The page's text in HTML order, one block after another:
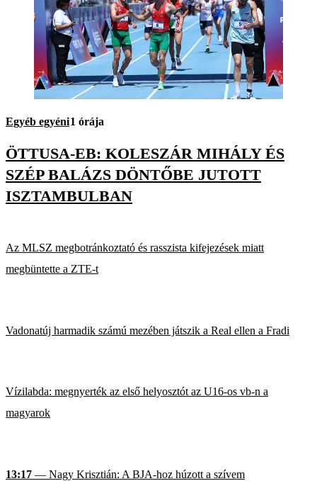
Egyéb egyéni1 órája
ÖTTUSA-EB: KOLESZÁR MIHÁLY ÉS
SZÉP BALÁZS DÖNTŐBE JUTOTT
ISZTAMBULBAN
Az MLSZ megbotránkoztató és rasszista kifejezések miatt
megbüntette a ZTE-t
Vadonatúj harmadik számú mezében játszik a Real ellen a Fradi
Vízilabda: megnyerték az első helyosztót az U16-os vb-n a
magyarok
13:17 — Nagy Krisztián: A BJA-hoz húzott a szívem